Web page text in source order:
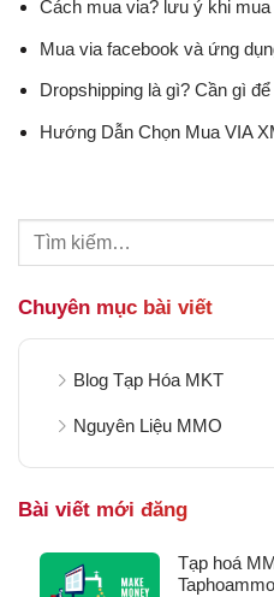
Cách mua via? lưu ý khi mua
Mua via facebook và ứng
Dropshipping là gì? Cần gì
Hướng Dẫn Chọn Mua VIA
Chuyên mục bài viết
Blog Tạp Hóa MKT
Nguyên Liệu MMO
Bài viết mới đăng
Tạp hoá